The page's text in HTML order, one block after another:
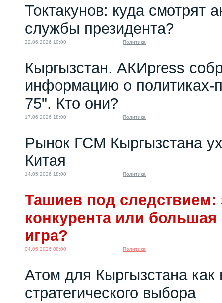
Токтакунов: куда смотрят
службы президента?
22.06.2026 10:00 Политика
Кыргызстан. АКИpress
информацию о политиках-
75". Кто они?
17.06.2026 18:00 Политика
Рынок ГСМ Кыргызстана
Китая
14.05.2026 18:00 Политика
Ташиев под следствием:
конкурента или большая
игра?
04.05.2026 08:00 Политика
Атом для Кыргызстана как
стратегического выбора